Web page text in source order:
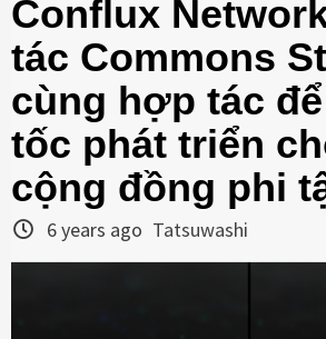
Conflux
tác Commons
cùng hợp tác
tốc phát triển
cộng đồng phi
6 years ago Tatsuwashi